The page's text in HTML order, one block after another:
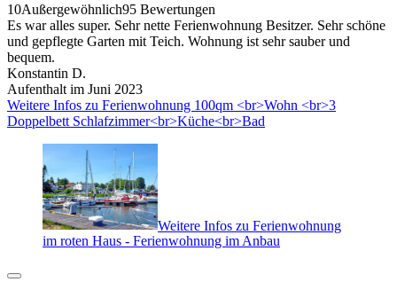
10Außergewöhnlich95 Bewertungen
Es war alles super. Sehr nette Ferienwohnung Besitzer. Sehr schöne
und gepflegte Garten mit Teich. Wohnung ist sehr sauber und
bequem.
Konstantin D.
Aufenthalt im Juni 2023
Weitere Infos zu Ferienwohnung 100qm <br>Wohn <br>3
Doppelbett Schlafzimmer<br>Küche<br>Bad
Weitere Infos zu Ferienwohnung
im roten Haus - Ferienwohnung im Anbau